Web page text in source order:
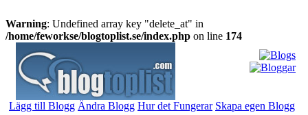
Warning: Undefined array key "delete_at" in
/home/feworkse/blogtoplist.se/index.php on line 174
Lägg till Blogg Ändra Blogg Hur det Fungerar Skapa egen Blogg